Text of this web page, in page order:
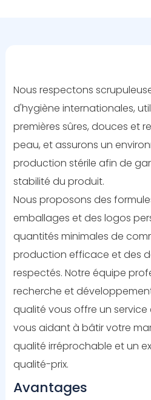
Nous respectons
d'hygiène internationales,
premières sûres, douces et
peau, et assurons un
production stérile afin de
stabilité du produit.
Nous proposons des
emballages et des logos
quantités minimales de
production efficace et des
respectés. Notre équipe
recherche et
qualité vous offre un
vous aidant à bâtir votre
qualité irréprochable et un
qualité-prix.
Avantages